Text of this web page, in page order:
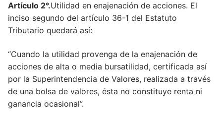
Artículo 2°.Utilidad en enajenación de acciones. El
inciso segundo del artículo 36-1 del Estatuto
Tributario quedará así:
“Cuando la utilidad provenga de la enajenación de
acciones de alta o media bursatilidad, certificada así
por la Superintendencia de Valores, realizada a través
de una bolsa de valores, ésta no constituye renta ni
ganancia ocasional”.